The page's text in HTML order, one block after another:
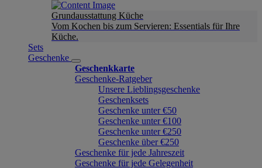
Grundausstattung Küche
Vom Kochen bis zum Servieren: Essentials für Ihre
Küche.
Sets
Geschenke
Geschenkkarte
Geschenke-Ratgeber
Unsere Lieblingsgeschenke
Geschenksets
Geschenke unter €50
Geschenke unter €100
Geschenke unter €250
Geschenke über €250
Geschenke für jede Jahreszeit
Geschenke für jede Gelegenheit